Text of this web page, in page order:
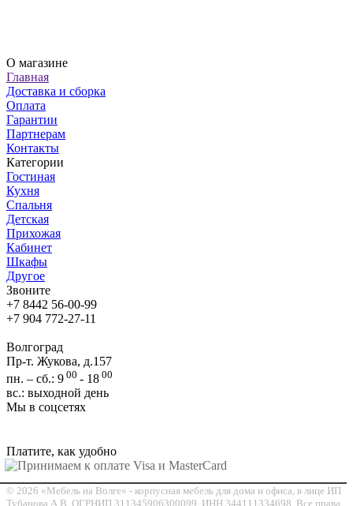
О магазине
Главная
Доставка и сборка
Оплата
Гарантии
Партнерам
Контакты
Категории
Гостиная
Кухня
Спальня
Детская
Прихожая
Кабинет
Шкафы
Другое
Звоните
+7 8442 56-00-99
+7 904 772-27-11
Волгоград
Пр-т. Жукова, д.157
пн. – сб.: 9 00 - 18 00
вс.: выходной день
Мы в соцсетях
Платите, как удобно
© 2026 «Мебель на Волге» - корпусная мебель для дома и офиса, в лице ИП
Тубанова А.В. ОГРНИП 311345906300099, ИНН 344111334698. Все права